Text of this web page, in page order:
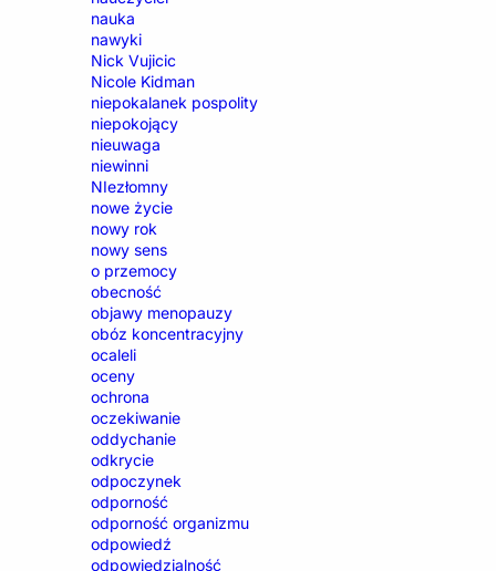
nauka
nawyki
Nick Vujicic
Nicole Kidman
niepokalanek pospolity
niepokojący
nieuwaga
niewinni
NIezłomny
nowe życie
nowy rok
nowy sens
o przemocy
obecność
objawy menopauzy
obóz koncentracyjny
ocaleli
oceny
ochrona
oczekiwanie
oddychanie
odkrycie
odpoczynek
odporność
odporność organizmu
odpowiedź
odpowiedzialność